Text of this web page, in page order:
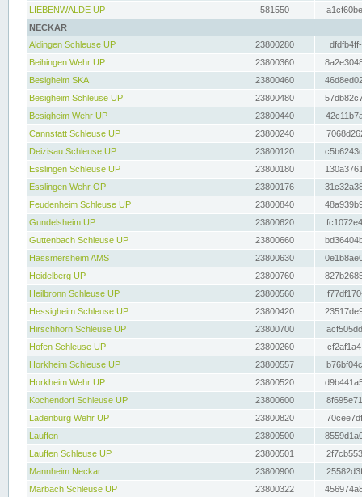
LIEBENWALDE UP
581550
NECKAR
Aldingen Schleuse UP
23800280
Beihingen Wehr UP
23800360
Besigheim SKA
23800460
Besigheim Schleuse UP
23800480
Besigheim Wehr UP
23800440
Cannstatt Schleuse UP
23800240
Deizisau Schleuse UP
23800120
Esslingen Schleuse UP
23800180
Esslingen Wehr OP
23800176
Feudenheim Schleuse UP
23800840
Gundelsheim UP
23800620
Guttenbach Schleuse UP
23800660
Hassmersheim AMS
23800630
Heidelberg UP
23800760
Heilbronn Schleuse UP
23800560
Hessigheim Schleuse UP
23800420
Hirschhorn Schleuse UP
23800700
Hofen Schleuse UP
23800260
Horkheim Schleuse UP
23800557
Horkheim Wehr UP
23800520
Kochendorf Schleuse UP
23800600
Ladenburg Wehr UP
23800820
Lauffen
23800500
Lauffen Schleuse UP
23800501
Mannheim Neckar
23800900
Marbach Schleuse UP
23800322